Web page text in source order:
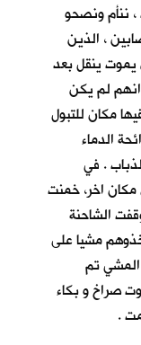
، ننأم ونصحو
، الذين
ينقل بعد
لم يكن
مكان للتبول
الدماء
. في
مكان اخر، خمنت
الشاحنة
مشيا على
المشي تم
صراخ و بكاء
.